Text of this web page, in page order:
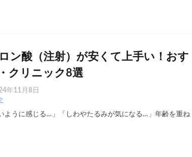
ン酸（注射）が安くて上手い！おす
クリニック8選
年11月8日
ように感じる…」「しわやたるみが気になる…」年齢を重ね